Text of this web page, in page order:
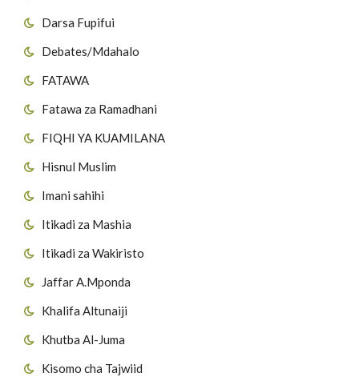
Darsa Fupifui
Debates/Mdahalo
FATAWA
Fatawa za Ramadhani
FIQHI YA KUAMILANA
Hisnul Muslim
Imani sahihi
Itikadi za Mashia
Itikadi za Wakiristo
Jaffar A.Mponda
Khalifa Altunaiji
Khutba Al-Juma
Kisomo cha Tajwiid